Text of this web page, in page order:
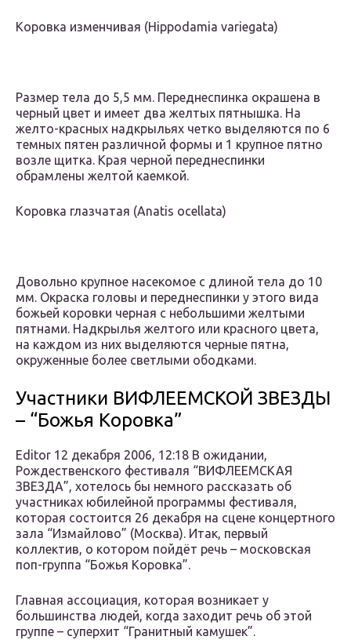
Коровка изменчивая (Hippodamia variegata)
Размер тела до 5,5 мм. Переднеспинка окрашена в
черный цвет и имеет два желтых пятнышка. На
желто-красных надкрыльях четко выделяются по 6
темных пятен различной формы и 1 крупное пятно
возле щитка. Края черной переднеспинки
обрамлены желтой каемкой.
Коровка глазчатая (Anatis ocellata)
Довольно крупное насекомое с длиной тела до 10
мм. Окраска головы и переднеспинки у этого вида
божьей коровки черная с небольшими желтыми
пятнами. Надкрылья желтого или красного цвета,
на каждом из них выделяются черные пятна,
окруженные более светлыми ободками.
Участники ВИФЛЕЕМСКОЙ ЗВЕЗДЫ
– “Божья Коровка”
Editor 12 декабря 2006, 12:18 В ожидании,
Рождественского фестиваля “ВИФЛЕЕМСКАЯ
ЗВЕЗДА”, хотелось бы немного рассказать об
участниках юбилейной программы фестиваля,
которая состоится 26 декабря на сцене концертного
зала “Измайлово” (Москва). Итак, первый
коллектив, о котором пойдёт речь – московская
поп-группа “Божья Коровка”.
Главная ассоциация, которая возникает у
большинства людей, когда заходит речь об этой
группе – суперхит “Гранитный камушек”.